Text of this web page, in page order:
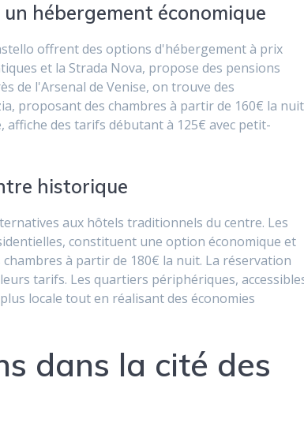
hébergement économique
offrent des options d'hébergement à prix
et la Strada Nova, propose des pensions
de l'Arsenal de Venise, on trouve des
proposant des chambres à partir de 160€ la
affiche des tarifs débutant à 125€ avec petit-
historique
aux hôtels traditionnels du centre. Les
constituent une option économique et
à partir de 180€ la nuit. La réservation
tarifs. Les quartiers périphériques,
locale tout en réalisant des économies
dans la cité des